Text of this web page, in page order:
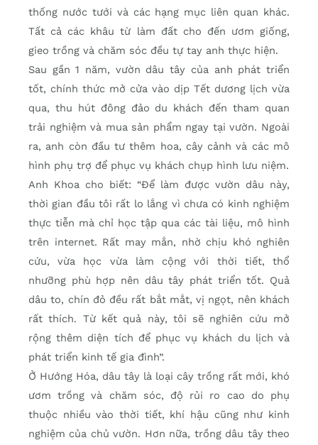
thống nước tưới và các hạng mục liên quan khác.
Tất cả các khâu từ làm đất cho đến ươm giống,
gieo trồng và chăm sóc đều tự tay anh thực hiện.
Sau gần 1 năm, vườn dâu tây của anh phát triển
tốt, chính thức mở cửa vào dịp Tết dương lịch vừa
qua, thu hút đông đảo du khách đến tham quan
trải nghiệm và mua sản phẩm ngay tại vườn. Ngoài
ra, anh còn đầu tư thêm hoa, cây cảnh và các mô
hình phụ trợ để phục vụ khách chụp hình lưu niệm.
Anh Khoa cho biết: “Để làm được vườn dâu này,
thời gian đầu tôi rất lo lắng vì chưa có kinh nghiệm
thực tiễn mà chỉ học tập qua các tài liệu, mô hình
trên internet. Rất may mắn, nhờ chịu khó nghiên
cứu, vừa học vừa làm cộng với thời tiết, thổ
nhưỡng phù hợp nên dâu tây phát triển tốt. Quả
dâu to, chín đỏ đều rất bắt mắt, vị ngọt, nên khách
rất thích. Từ kết quả này, tôi sẽ nghiên cứu mở
rộng thêm diện tích để phục vụ khách du lịch và
phát triển kinh tế gia đình”.
Ở Hướng Hóa, dâu tây là loại cây trồng rất mới, khó
ươm trồng và chăm sóc, độ rủi ro cao do phụ
thuộc nhiều vào thời tiết, khí hậu cũng như kinh
nghiệm của chủ vườn. Hơn nữa, trồng dâu tây theo